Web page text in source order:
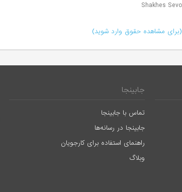
(برای مشاهده حقوق وارد شوید)
جابینجا
تماس با جابینجا
جابینجا در رسانه‌ها
راهنمای استفاده برای کارجویان
وبلاگ